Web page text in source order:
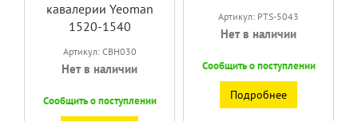
кавалерии Yeoman
1520-1540
Артикул: CBH030
Нет в наличии
Сообщить о поступлении
Артикул: PTS-5043
Нет в наличии
Сообщить о поступлении
Подробнее